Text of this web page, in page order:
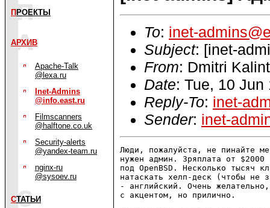
П РОЕКТЫ
АРХИВ
Apache-Talk
@lexa.ru
Inet-Admins
@info.east.ru
Filmscanners
@halftone.co.uk
Security-alerts
@yandex-team.ru
nginx-ru
@sysoev.ru
СТАТЬИ
To: inet-
Subject: [inet-
From: Dmitri
Date: Tue, 10
Reply-To: inet-
Sender: inet-
Люди, пожалуйста, не пинайте
нужен админ. Зряплата от
под OpenBSD. Несколько тысяч
натаскать хелп-деск (чтобы не
- английский. Очень
с акцентом, но прилично.